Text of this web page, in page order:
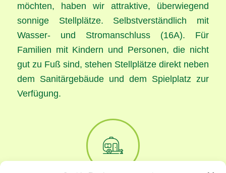
möchten, haben wir attraktive, überwiegend
sonnige Stellplätze. Selbstverständlich mit
Wasser- und Stromanschluss (16A). Für
Familien mit Kindern und Personen, die nicht
gut zu Fuß sind, stehen Stellplätze direkt neben
dem Sanitärgebäude und dem Spielplatz zur
Verfügung.